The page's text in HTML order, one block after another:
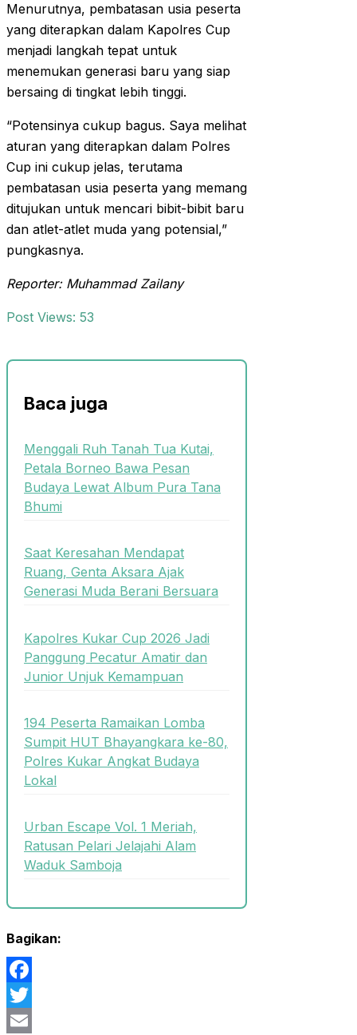
Menurutnya, pembatasan usia peserta
yang diterapkan dalam Kapolres Cup
menjadi langkah tepat untuk
menemukan generasi baru yang siap
bersaing di tingkat lebih tinggi.
“Potensinya cukup bagus. Saya melihat
aturan yang diterapkan dalam Polres
Cup ini cukup jelas, terutama
pembatasan usia peserta yang memang
ditujukan untuk mencari bibit-bibit baru
dan atlet-atlet muda yang potensial,”
pungkasnya.
Reporter: Muhammad Zailany
Post Views: 53
Baca juga
Menggali Ruh Tanah Tua Kutai,
Petala Borneo Bawa Pesan
Budaya Lewat Album Pura Tana
Bhumi
Saat Keresahan Mendapat
Ruang, Genta Aksara Ajak
Generasi Muda Berani Bersuara
Kapolres Kukar Cup 2026 Jadi
Panggung Pecatur Amatir dan
Junior Unjuk Kemampuan
194 Peserta Ramaikan Lomba
Sumpit HUT Bhayangkara ke-80,
Polres Kukar Angkat Budaya
Lokal
Urban Escape Vol. 1 Meriah,
Ratusan Pelari Jelajahi Alam
Waduk Samboja
Bagikan:
Facebook
Twitter